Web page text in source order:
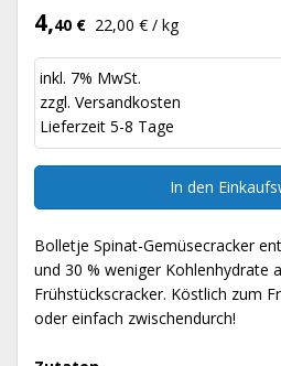
4,40 € 22,00 € / kg
inkl. 7% MwSt.
zzgl. Versandkosten
Lieferzeit 5-8 Tage
In den
Bolletje Spinat-Gemüsecracker
und 30 % weniger Kohlenhydrate
Frühstückscracker. Köstlich zum
oder einfach zwischendurch!